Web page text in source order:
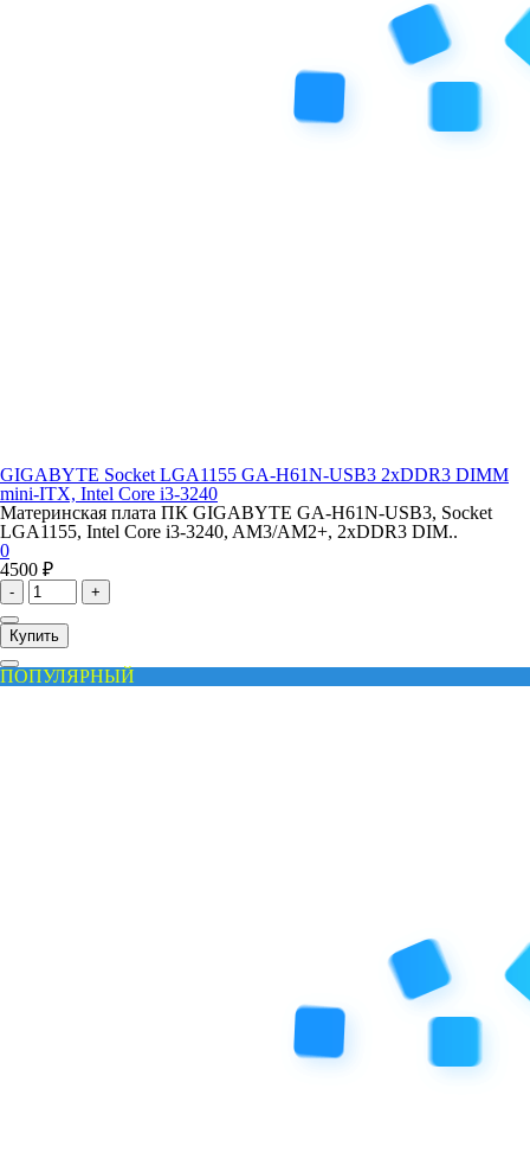
GIGABYTE Socket LGA1155 GA-H61N-USB3 2xDDR3 DIMM
mini-ITX, Intel Core i3-3240
Материнская плата ПК GIGABYTE GA-H61N-USB3, Socket
LGA1155, Intel Core i3-3240, AM3/AM2+, 2xDDR3 DIM..
0
4500 ₽
- +
Купить
ПОПУЛЯРНЫЙ